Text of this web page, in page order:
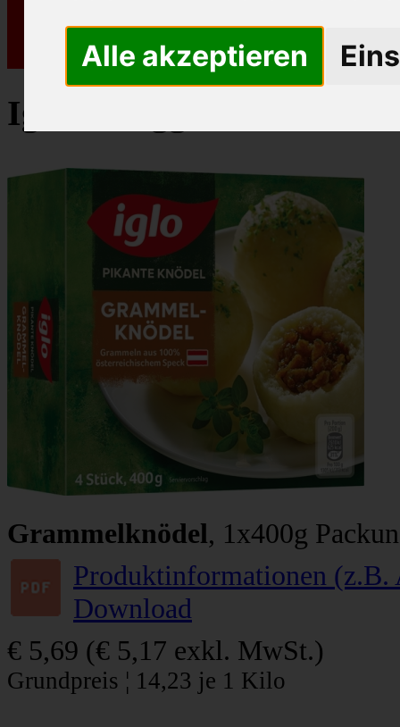
Alle akzeptieren
Iglo Fertiggericht
Grammelknödel, 1x400g
Produktinformationen
Download
€ 5,69 (€ 5,17 exkl. MwSt.)
Grundpreis ¦ 14,23 je 1 Kilo